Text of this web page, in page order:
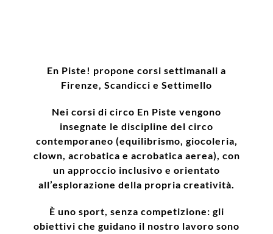
En Piste! propone corsi settimanali a
Firenze, Scandicci e Settimello
Nei corsi di circo En Piste vengono
insegnate le discipline del circo
contemporaneo (equilibrismo, giocoleria,
clown, acrobatica e acrobatica aerea), con
un approccio inclusivo e orientato
all’esplorazione della propria creatività.
È uno sport, senza competizione: gli
obiettivi che guidano il nostro lavoro sono